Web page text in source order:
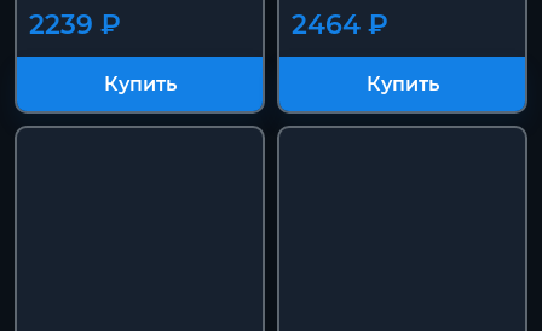
2239 ₽
Купить
2464 ₽
Купить